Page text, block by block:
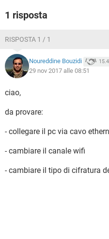
1 risposta
RISPOSTA 1 / 1
Noureddine Bouzidi
29 nov 2017 alle 08:51
ciao,
da provare:
- collegare il pc via cavo
- cambiare il canale wifi
- cambiare il tipo di cifratura